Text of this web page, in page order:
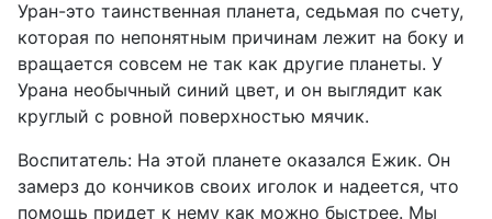
Уран-это таинственная планета, седьмая по счету,
которая по непонятным причинам лежит на боку и
вращается совсем не так как другие планеты. У
Урана необычный синий цвет, и он выглядит как
круглый с ровной поверхностью мячик.
Воспитатель: На этой планете оказался Ежик. Он
замерз до кончиков своих иголок и надеется, что
помощь придет к нему как можно быстрее. Мы